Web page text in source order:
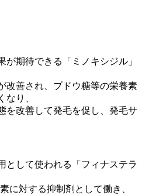
期待できる「ミノキシジル」
改善され、ブドウ糖等の栄養素
なり、
を改善して発毛を促し、発毛サ
として使われる「フィナステラ
に対する抑制剤として働き、